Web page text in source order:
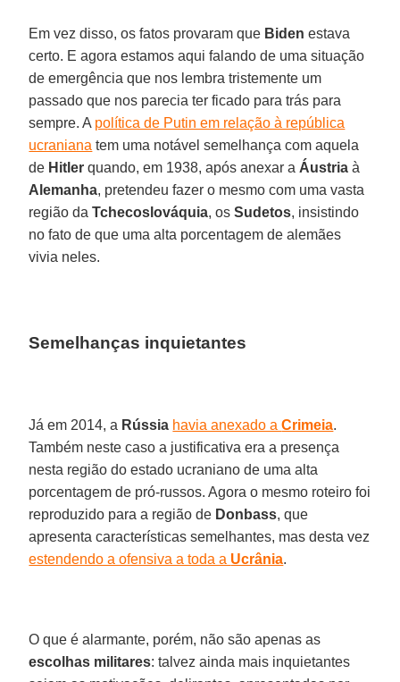
Em vez disso, os fatos provaram que Biden estava
certo. E agora estamos aqui falando de uma situação
de emergência que nos lembra tristemente um
passado que nos parecia ter ficado para trás para
sempre. A política de Putin em relação à república
ucraniana tem uma notável semelhança com aquela
de Hitler quando, em 1938, após anexar a Áustria à
Alemanha, pretendeu fazer o mesmo com uma vasta
região daTchecoslováquia, osSudetos, insistindo
no fato de que uma alta porcentagem de alemães
vivia neles.
Semelhanças inquietantes
Já em 2014, a Rússia havia anexado aCrimeia.
Também neste caso a justificativa era a presença
nesta região do estado ucraniano de uma alta
porcentagem de pró-russos. Agora o mesmo roteiro foi
reproduzido para a região de Donbass, que
apresenta características semelhantes, mas desta vez
estendendo a ofensiva a toda a Ucrânia.
O que é alarmante, porém, não são apenas as
escolhas militares: talvez ainda mais inquietantes